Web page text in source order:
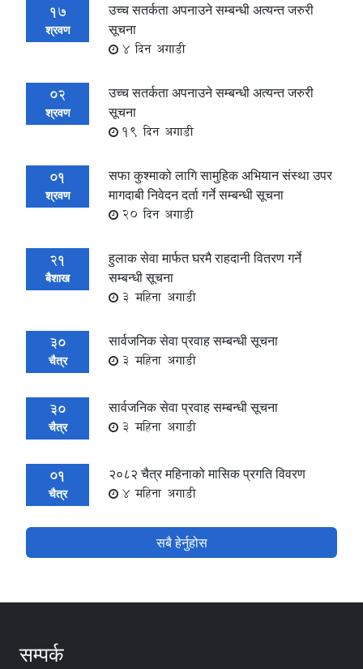
17
श्रवण
उच्च सतर्कता अपनाउने सम्बन्धी अत्यन्त जरुरी
सूचना
4 दिन अगाडी
02
श्रवण
उच्च सतर्कता अपनाउने सम्बन्धी अत्यन्त जरुरी
सूचना
19 दिन अगाडी
01
श्रवण
सफा कुश्माको लागि सामुहिक अभियान संस्था उपर
मागदाबी निवेदन दर्ता गर्ने सम्बन्धी सूचना
20 दिन अगाडी
21
बैशाख
हुलाक सेवा मार्फत घरमै राहदानी वितरण गर्ने
सम्बन्धी सूचना
3 महिना अगाडी
30
चैत्र
सार्वजनिक सेवा प्रवाह सम्बन्धी सूचना
3 महिना अगाडी
30
चैत्र
सार्वजनिक सेवा प्रवाह सम्बन्धी सूचना
3 महिना अगाडी
01
चैत्र
२०८२ चैत्र महिनाको मासिक प्रगति विवरण
4 महिना अगाडी
सबै हेर्नुहोस
सम्पर्क